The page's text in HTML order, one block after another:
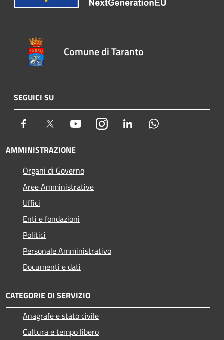
Comune di Taranto
SEGUICI SU
Facebook Twitter YoutubeInstagram LinkedIn
AMMINISTRAZIONE
Organi di Governo
Aree Amministrative
Uffici
Enti e fondazioni
Politici
Personale Amministrativo
Documenti e dati
CATEGORIE DI SERVIZIO
Anagrafe e stato civile
Cultura e tempo libero